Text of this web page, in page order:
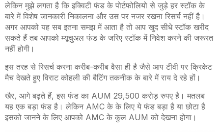
लेकिन मुझे लगता है कि इक्विटी फंड के पोर्टफोलियो से जुड़े हर स्टॉक के
बारे में विशेष जानकारी निकालना और उस पर नजर रखना रिसर्च नहीं है।
अगर आपको यह सब इतना समझ में आता है तो आप खुद सीधे स्टॉक खरीद
सकते हैं तब आपको म्यूचुअल फंड के जरिए स्टॉक में निवेश करने की जरूरत
नहीं होगी।
इस तरह से रिसर्च करना करीब-करीब वैसा ही है जैसे आप टीवी पर क्रिकेट
मैच देखते हुए विराट कोहली की बैटिंग तकनीक के बारे में राय दे रहे हों।
खैर, आगे बढ़ते हैं, इस फंड का AUM 29,500 करोड़ रुपए है। मतलब
यह एक बड़ा फंड है। लेकिन AMC के के लिए ये फंड बड़ा है या छोटा है
इसको जानने के लिए आपको AMC के कुल AUM को देखना होगा।